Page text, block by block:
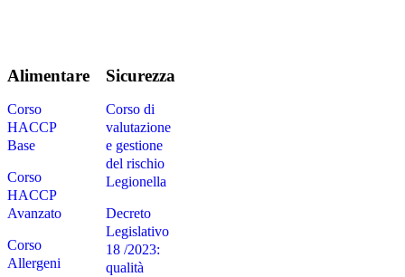
Alimentare
Corso
HACCP
Base
Corso
HACCP
Avanzato
Corso
Allergeni
Sicurezza
Corso di
valutazione
e gestione
del rischio
Legionella
Decreto
Legislativo
18 /2023:
qualità